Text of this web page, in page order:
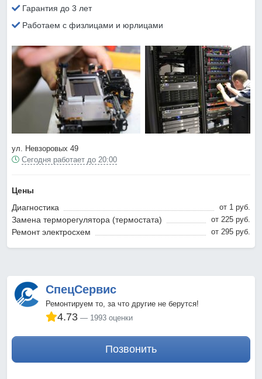
Гарантия до 3 лет
Работаем с физлицами и юрлицами
ул. Невзоровых 49
Сегодня работает до 20:00
Цены
Диагностика
от 1 pyб.
Замена терморегулятора (термостата) от 225 pyб.
Ремонт электросхем от 295 pyб.
СпецСервис
Ремонтируем то, за что другие не берутся!
4.73 1993 оценки
Позвонить